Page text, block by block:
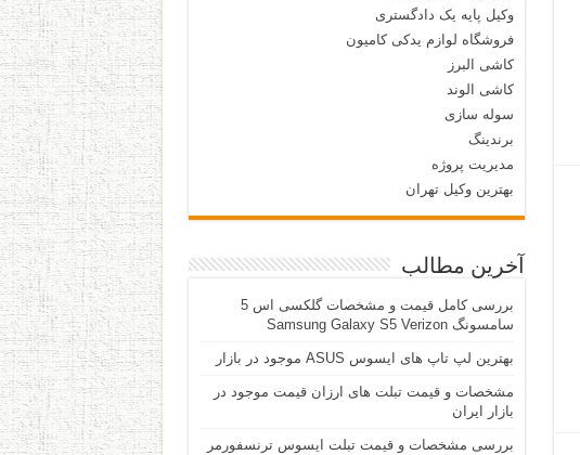
وکیل پایه یک دادگستری
فروشگاه لوازم یدکی کامیون
کاشی البرز
کاشی الوند
سوله سازی
برندینگ
مدیریت پروژه
بهترین وکیل تهران
آخرین مطالب
بررسی کامل قیمت و مشخصات گلکسی اس 5
سامسونگ Samsung Galaxy S5 Verizon
بهترین لپ تاپ های ایسوس ASUS موجود در بازار
مشخصات و قیمت تبلت های ارزان قیمت موجود در
بازار ایران
بررسی مشخصات و قیمت تبلت ایسوس ترنسفورمر